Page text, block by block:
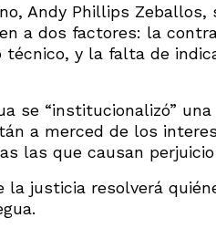
Andy Phillips
a dos factores: la
y la falta de
se “institucionalizó”
a merced de los
las que causan
la justicia resolverá